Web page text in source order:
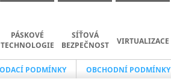
PODMÍNKY OBCHODNÍ PODMÍNKY
PÁSKOVÉ
TECHNOLOGIE
SÍŤOVÁ
BEZPEČNOST
VIRTUALIZACE